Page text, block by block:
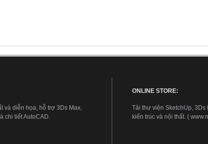
và diễn họa, hỗ trợ 3Ds Max,
chi tiết AutoCAD.
ONLINE STORE:
Tải thư viện SketchUp,
kiến trúc và nội thất. (